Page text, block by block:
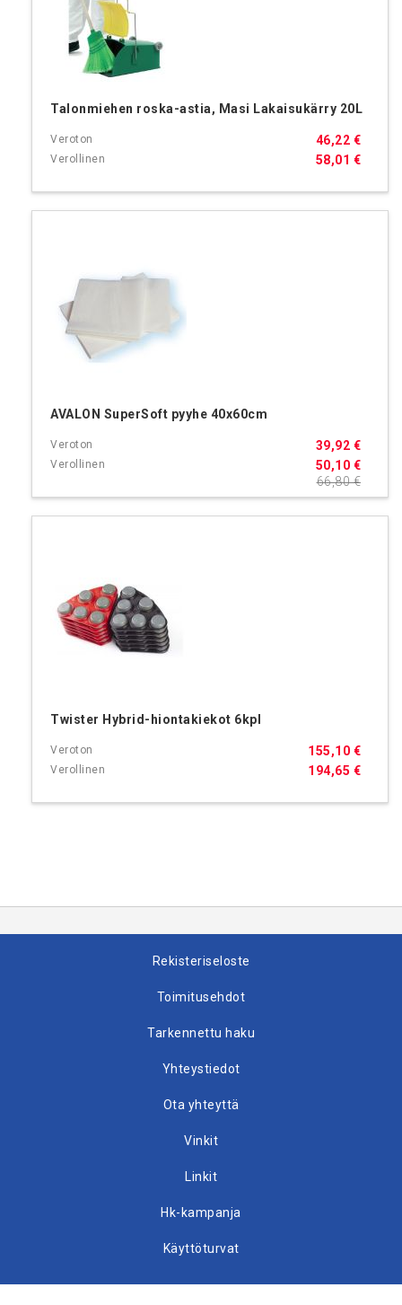
Talonmiehen roska-astia, Masi Lakaisukärry 20L
58,01 €
46,22 €
AVALON SuperSoft pyyhe 40x60cm
50,10 €
39,92 €
66,80 €
Twister Hybrid-hiontakiekot 6kpl
194,65 €
155,10 €
Rekisteriseloste
Toimitusehdot
Tarkennettu haku
Yhteystiedot
Ota yhteyttä
Vinkit
Linkit
Hk-kampanja
Käyttöturvat